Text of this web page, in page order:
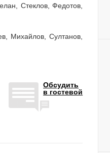
Стеклов, Федотов,
Михайлов, Султанов,
Обсудить
в гостевой